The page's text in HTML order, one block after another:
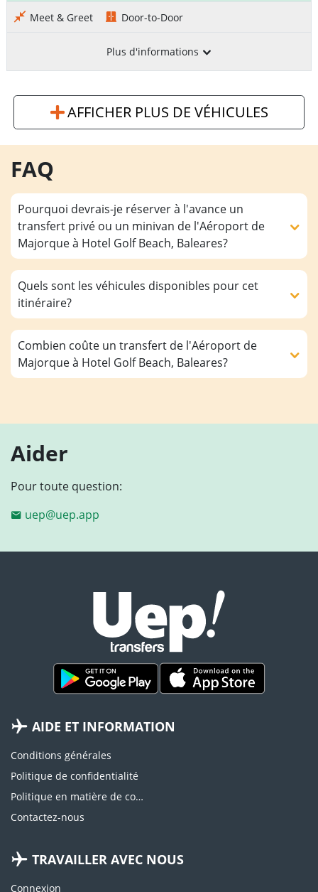
Meet & Greet Door-to-Door
Plus d'informations
AFFICHER PLUS DE VÉHICULES
FAQ
Pourquoi devrais-je réserver à l'avance un
transfert privé ou un minivan de l'Aéroport de
Majorque à Hotel Golf Beach, Baleares?
Quels sont les véhicules disponibles pour cet
itinéraire?
Combien coûte un transfert de l'Aéroport de
Majorque à Hotel Golf Beach, Baleares?
Aider
Pour toute question:
uep@uep.app
AIDE ET INFORMATION
Conditions générales
Politique de confidentialité
Politique en matière de cookies
Contactez-nous
TRAVAILLER AVEC NOUS
Connexion